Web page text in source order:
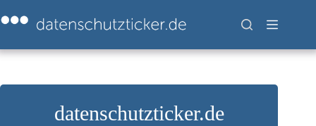
Inhalt
springen
datenschutzticker.de